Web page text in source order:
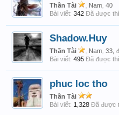
Thần Tài
, Nam, 40
Bài viết: 342 Đã được
Shadow.Huy
Thần Tài , Nam, 33,
Bài viết: 495 Đã được
phuc loc tho
Thần Tài
Bài viết: 1,328 Đã được